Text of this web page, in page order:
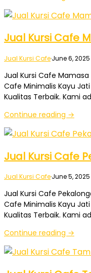
Jual Kursi Cafe
Jual Kursi Cafe·June 6, 2025
Jual Kursi Cafe Mamasa
Cafe Minimalis Kayu
Kualitas Terbaik. Kami
Continue reading →
Jual Kursi Cafe
Jual Kursi Cafe·June 5, 2025
Jual Kursi Cafe
Cafe Minimalis Kayu
Kualitas Terbaik. Kami
Continue reading →